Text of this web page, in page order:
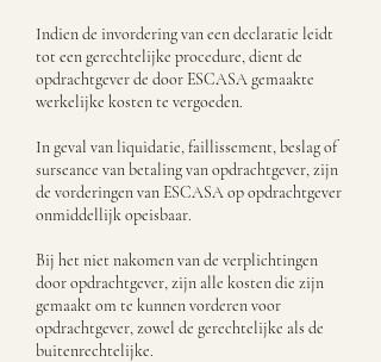
Indien de invordering van een declaratie leidt
tot een gerechtelijke procedure, dient de
opdrachtgever de door ESCASA gemaakte
werkelijke kosten te vergoeden.
In geval van liquidatie, faillissement, beslag of
surseance van betaling van opdrachtgever, zijn
de vorderingen van ESCASA op opdrachtgever
onmiddellijk opeisbaar.
Bij het niet nakomen van de verplichtingen
door opdrachtgever, zijn alle kosten die zijn
gemaakt om te kunnen vorderen voor
opdrachtgever, zowel de gerechtelijke als de
buitenrechtelijke.